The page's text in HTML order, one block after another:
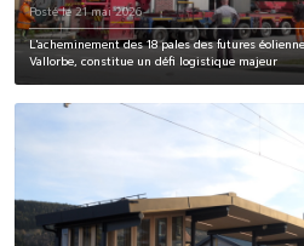
Posté le 21 mai 2026
L'acheminement des 18 pales des futures
Vallorbe, constitue un défi logistique majeur